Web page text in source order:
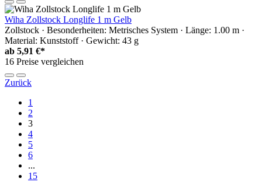
Wiha Zollstock Longlife 1 m Gelb
Zollstock · Besonderheiten: Metrisches System · Länge: 1.00 m ·
Material: Kunststoff · Gewicht: 43 g
ab 5,91 €*
16 Preise vergleichen
Zurück
1
2
3
4
5
6
...
15